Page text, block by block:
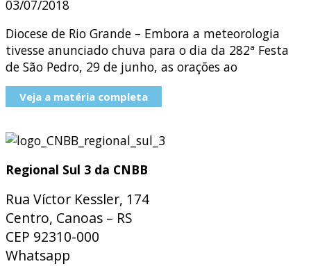
03/07/2018
Diocese de Rio Grande – Embora a meteorologia
tivesse anunciado chuva para o dia da 282ª Festa
de São Pedro, 29 de junho, as orações ao
Veja a matéria completa
Regional Sul 3 da CNBB
Rua Víctor Kessler, 174
Centro, Canoas – RS
CEP 92310-000
Whatsapp